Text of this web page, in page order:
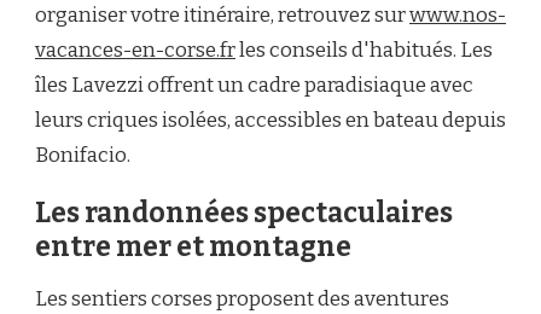
organiser votre itinéraire, retrouvez surwww.nos-
vacances-en-corse.frles conseils d'habitués. Les
îles Lavezzi offrent un cadre paradisiaque avec
leurs criques isolées, accessibles en bateau depuis
Bonifacio.
Les randonnées spectaculaires
entre mer et montagne
Les sentiers corses proposent des aventures